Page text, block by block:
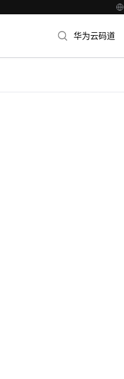
华为云码道